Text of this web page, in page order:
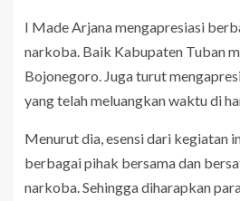
I Made Arjana mengapresiasi
narkoba. Baik Kabupaten Tuban
Bojonegoro. Juga turut
yang telah meluangkan waktu di
Menurut dia, esensi dari kegiatan
berbagai pihak bersama dan
narkoba. Sehingga diharapkan